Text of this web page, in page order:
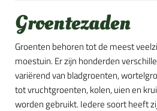
Groentezaden
Groenten behoren tot de meest
moestuin. Er zijn honderden
variërend van bladgroenten,
tot vruchtgroenten, kolen, uien en
worden gebruikt. Iedere soort heeft